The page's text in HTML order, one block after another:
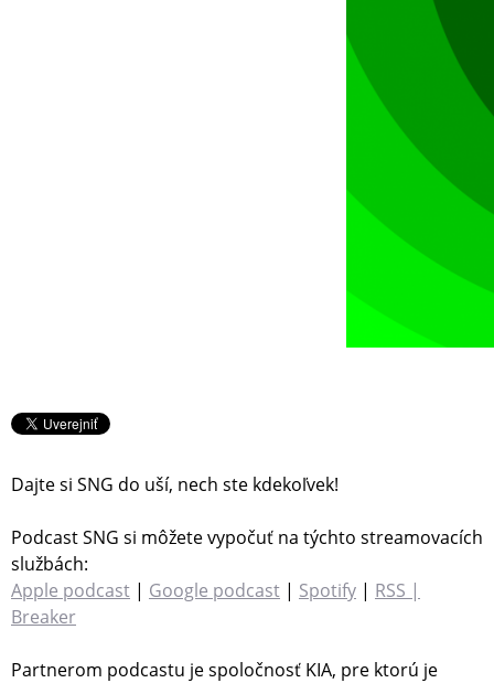
Dajte si SNG do uší, nech ste kdekoľvek!
Podcast SNG si môžete vypočuť na týchto streamovacích
službách:
Apple podcast | Google podcast | Spotify | RSS |
Breaker
Partnerom podcastu je spoločnosť KIA, pre ktorú je